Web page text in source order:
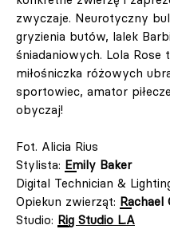
zwyczaje. Neurotyczny
gryzienia butów, lalek
śniadaniowych. Lola Rose
miłośniczka różowych
sportowiec, amator
obyczaj!
Fot. Alicia Rius
Stylista: Emily Baker
Digital Technician &
Opiekun zwierząt: Rachael
Studio: Rig Studio L.A